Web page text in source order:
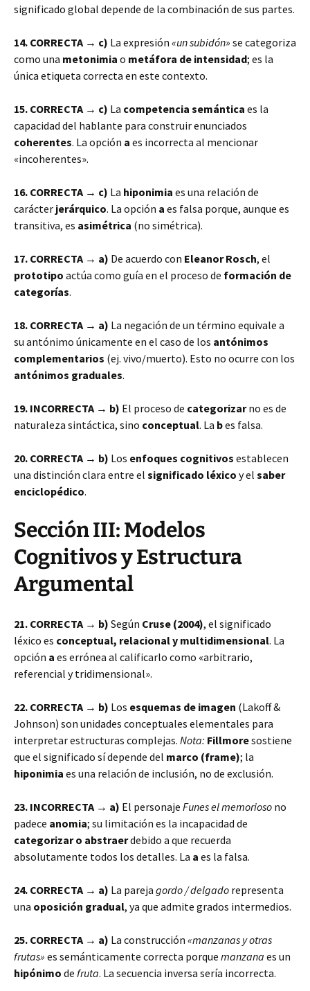
significado global depende de la combinación de sus partes.
14. CORRECTA → c) La expresión «un subidón» se categoriza
como una metonimia o metáfora de intensidad; es la
única etiqueta correcta en este contexto.
15. CORRECTA → c) La competencia semántica es la
capacidad del hablante para construir enunciados
coherentes. La opción a es incorrecta al mencionar
«incoherentes».
16. CORRECTA → c) La hiponimia es una relación de
carácter jerárquico. La opción a es falsa porque, aunque es
transitiva, es asimétrica (no simétrica).
17. CORRECTA → a) De acuerdo con Eleanor Rosch, el
prototipo actúa como guía en el proceso de formación de
categorías.
18. CORRECTA → a) La negación de un término equivale a
su antónimo únicamente en el caso de los antónimos
complementarios (ej. vivo/muerto). Esto no ocurre con los
antónimos graduales.
19. INCORRECTA → b) El proceso de categorizarno es de
naturaleza sintáctica, sino conceptual. La bes falsa.
20. CORRECTA → b) Los enfoques cognitivos establecen
una distinción clara entre el significado léxico y el saber
enciclopédico.
Sección III: Modelos
Cognitivos y Estructura
Argumental
21. CORRECTA → b) Según Cruse (2004), el significado
léxico es conceptual, relacional y multidimensional. La
opción a es errónea al calificarlo como «arbitrario,
referencial y tridimensional».
22. CORRECTA → b) Los esquemas de imagen (Lakoff &
Johnson) son unidades conceptuales elementales para
interpretar estructuras complejas. Nota: Fillmoresostiene
que el significado sí depende del marco (frame); la
hiponimia es una relación de inclusión, no de exclusión.
23. INCORRECTA → a) El personaje Funes el memorioso no
padece anomia; su limitación es la incapacidad de
categorizar o abstraerdebido a que recuerda
absolutamente todos los detalles. La a es la falsa.
24. CORRECTA → a) La pareja gordo / delgado representa
una oposición gradual, ya que admite grados intermedios.
25. CORRECTA → a) La construcción «manzanas y otras
frutas» es semánticamente correcta porque manzana es un
hipónimo de fruta. La secuencia inversa sería incorrecta.